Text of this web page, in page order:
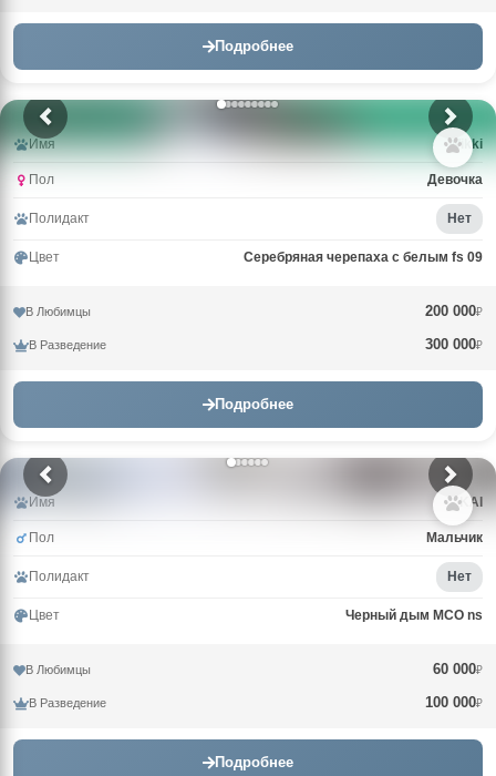
Подробнее
Имя Wikki
Пол Девочка
Полидакт Нет
Цвет Серебряная черепаха с белым fs 09
В Любимцы 200 000₽
В Разведение 300 000₽
Подробнее
Имя KAI
Пол Мальчик
Полидакт Нет
Цвет Черный дым MCO ns
В Любимцы 60 000₽
В Разведение 100 000₽
Подробнее